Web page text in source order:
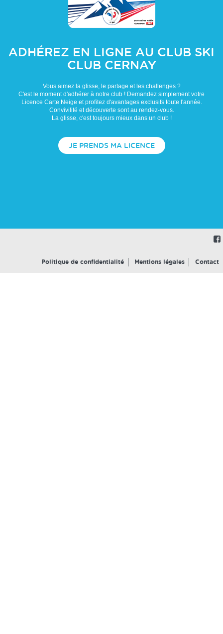
ADHÉREZ EN LIGNE AU CLUB SKI
CLUB CERNAY
Vous aimez la glisse, le partage et les challenges ?
C'est le moment d'adhérer à notre club ! Demandez simplement votre
Licence Carte Neige et profitez d'avantages exclusifs toute l'année.
Convivilité et découverte sont au rendez-vous.
La glisse, c'est toujours mieux dans un club !
JE PRENDS MA LICENCE
Politique de confidentialité Mentions légales Contact